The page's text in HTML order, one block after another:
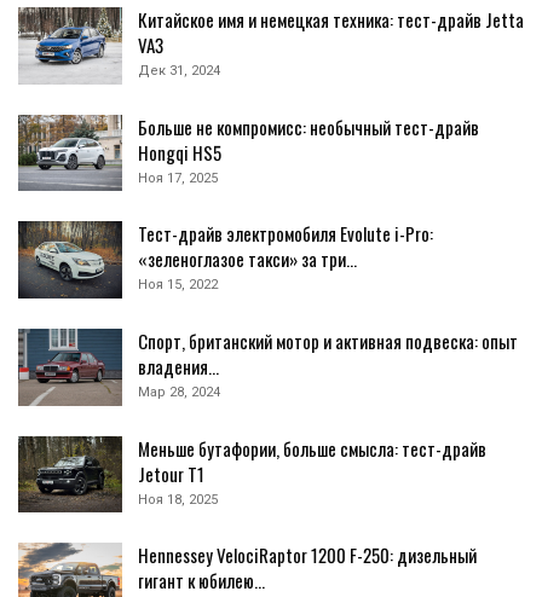
Китайское имя и немецкая техника: тест-драйв Jetta
VA3
Дек 31, 2024
Больше не компромисс: необычный тест-драйв
Hongqi HS5
Ноя 17, 2025
Тест-драйв электромобиля Evolute i-Pro:
«зеленоглазое такси» за три…
Ноя 15, 2022
Спорт, британский мотор и активная подвеска: опыт
владения…
Мар 28, 2024
Меньше бутафории, больше смысла: тест-драйв
Jetour T1
Ноя 18, 2025
Hennessey VelociRaptor 1200 F-250: дизельный
гигант к юбилею…